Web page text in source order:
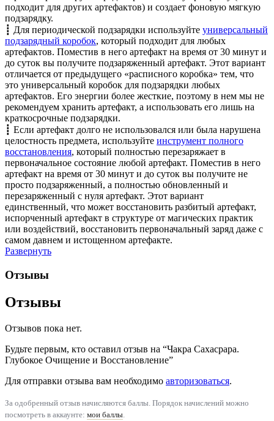
подходит для других артефактов) и создает фоновую мягкую
подзарядку.
┋ Для периодической подзарядки используйте универсальный
подзарядный коробок, который подходит для любых
артефактов. Поместив в него артефакт на время от 30 минут и
до суток вы получите подзаряженный артефакт. Этот вариант
отличается от предыдущего «расписного коробка» тем, что
это универсальный коробок для подзарядки любых
артефактов. Его энергии более жесткие, поэтому в нем мы не
рекомендуем хранить артефакт, а использовать его лишь на
краткосрочные подзарядки.
┋ Если артефакт долго не использовался или была нарушена
целостность предмета, используйте инструмент полного
восстановления, который полностью перезаряжает в
первоначальное состояние любой артефакт. Поместив в него
артефакт на время от 30 минут и до суток вы получите не
просто подзаряженный, а полностью обновленный и
перезаряженный с нуля артефакт. Этот вариант
единственный, что может восстановить разбитый артефакт,
испорченный артефакт в структуре от магических практик
или воздействий, восстановить первоначальный заряд даже с
самом давнем и истощенном артефакте.
Развернуть
Отзывы
Отзывы
Отзывов пока нет.
Будьте первым, кто оставил отзыв на “Чакра Сахасрара.
Глубокое Очищение и Восстановление”
Для отправки отзыва вам необходимо авторизоваться.
За одобренный отзыв начисляются баллы. Порядок начислений можно
посмотреть в аккаунте: мои баллы